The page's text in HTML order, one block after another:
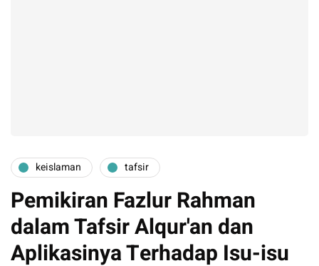
keislaman tafsir
Pemikiran Fazlur Rahman
dalam Tafsir Alqur'an dan
Aplikasinya Terhadap Isu-isu